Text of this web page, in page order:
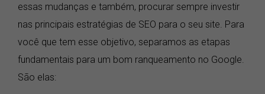
essas mudanças e também, procurar sempre investir
nas principais estratégias de SEO para o seu site. Para
você que tem esse objetivo, separamos as etapas
fundamentais para um bom ranqueamento no Google.
São elas: